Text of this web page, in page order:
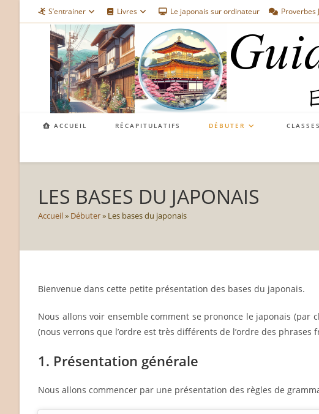
S’entrainer Livres Le japonais sur ordinateur Proverbes
ACCUEIL RÉCAPITULATIFS DÉBUTER
LES BASES DU JAPONAIS
Accueil» Débuter» Les bases du japonais
Bienvenue dans cette petite présentation des bases du japonais.
Nous allons voir ensemble comment se prononce le japonais (par
(nous verrons que l’ordre est très différents de l’ordre des phrases
1. Présentation générale
Nous allons commencer par une présentation des règles de